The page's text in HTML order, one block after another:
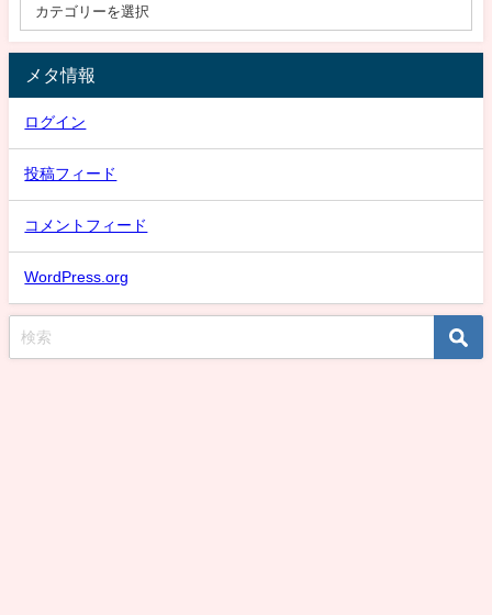
メタ情報
ログイン
投稿フィード
コメントフィード
WordPress.org